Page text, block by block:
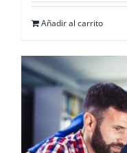
Añadir al carrito